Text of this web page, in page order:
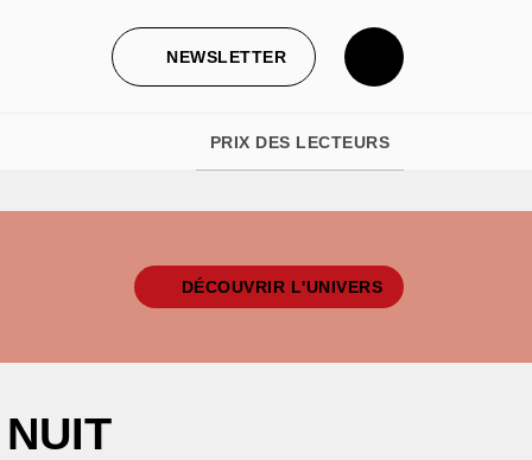
NEWSLETTER
PRIX DES LECTEURS
DÉCOUVRIR L'UNIVERS